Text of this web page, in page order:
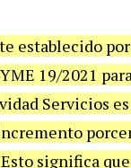
establecido
19/2021
Servicios
significa